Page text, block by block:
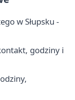
w Słupsku -
godziny i